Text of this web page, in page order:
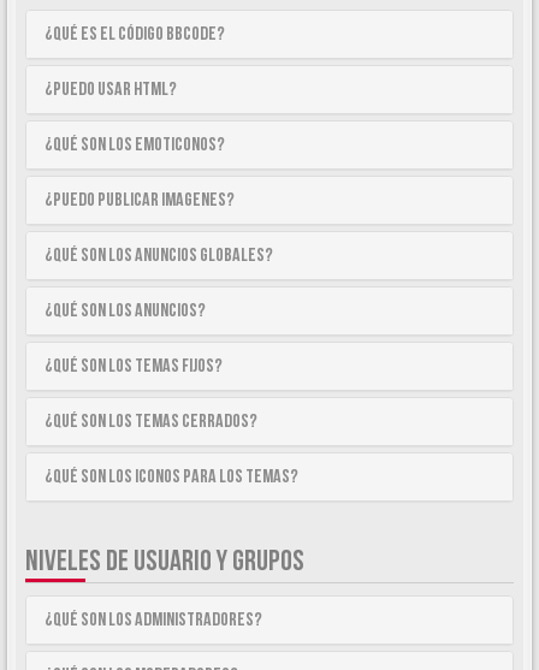
¿Qué es el código BBCode?
¿Puedo usar HTML?
¿Qué son los emoticonos?
¿Puedo publicar imagenes?
¿Qué son los anuncios globales?
¿Qué son los anuncios?
¿Qué son los temas fijos?
¿Qué son los temas cerrados?
¿Qué son los iconos para los temas?
NIVELES DE USUARIO Y GRUPOS
¿Qué son los Administradores?